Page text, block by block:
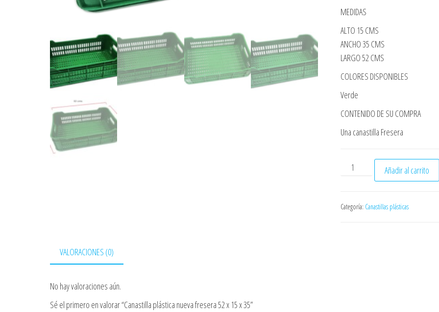
MEDIDAS
ALTO 15 CMS
ANCHO 35 CMS
LARGO 52 CMS
COLORES DISPONIBLES
Verde
CONTENIDO DE SU COMPRA
Una canastilla Fresera
Canastilla plástica nueva
Añadir al carrito
Categoría: Canastillas plásticas
VALORACIONES (0)
No hay valoraciones aún.
Sé el primero en valorar “Canastilla plástica nueva fresera 52 x 15 x 35”